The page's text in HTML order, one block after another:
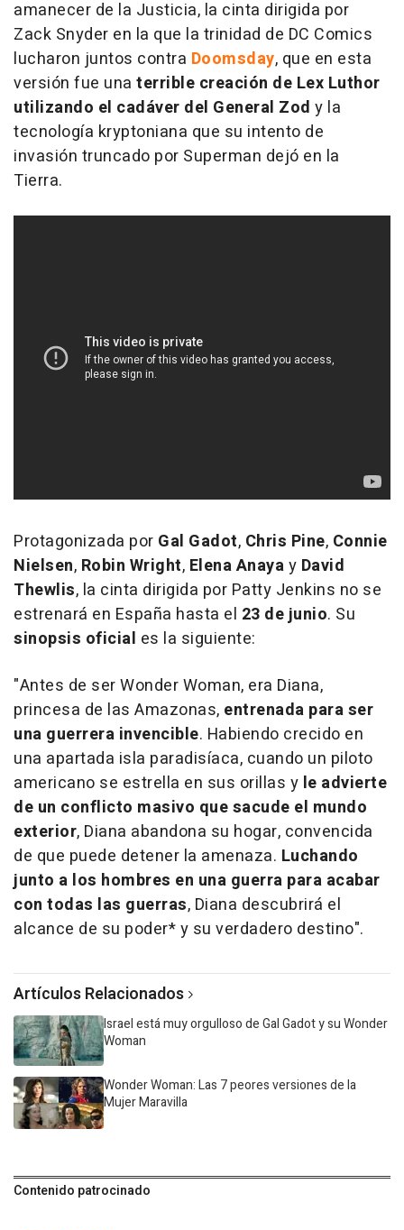
amanecer de la Justicia, la cinta dirigida por
Zack Snyder en la que la trinidad de DC Comics
lucharon juntos contra Doomsday, que en esta
versión fue una terrible creación de Lex Luthor
utilizando el cadáver del General Zod y la
tecnología kryptoniana que su intento de
invasión truncado por Superman dejó en la
Tierra.
Protagonizada por Gal Gadot, Chris Pine, Connie
Nielsen, Robin Wright, Elena Anayay David
Thewlis, la cinta dirigida por Patty Jenkins no se
estrenará en España hasta el 23 de junio. Su
sinopsis oficial es la siguiente:
"Antes de ser Wonder Woman, era Diana,
princesa de las Amazonas, entrenada para ser
una guerrera invencible. Habiendo crecido en
una apartada isla paradisíaca, cuando un piloto
americano se estrella en sus orillas y le advierte
de un conflicto masivo que sacude el mundo
exterior, Diana abandona su hogar, convencida
de que puede detener la amenaza. Luchando
junto a los hombres en una guerra para acabar
con todas las guerras, Diana descubrirá el
alcance de su poder* y su verdadero destino".
Artículos Relacionados
Israel está muy orgulloso de Gal Gadot y su Wonder
Woman
Wonder Woman: Las 7 peores versiones de la
Mujer Maravilla
Contenido patrocinado